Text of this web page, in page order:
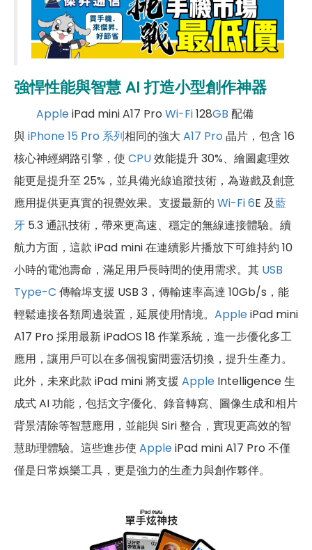
強悍性能與智慧 AI 打造小型創作神器
AppleiPad mini A17 Pro Wi-Fi128GB 配備
與iPhone 15 Pro 系列相同的強大 A17 Pro 晶片，包含 16
核心神經網路引擎，使 CPU效能提升 30%、繪圖處理效
能更是提升至 25%，並具備光線追蹤技術，為遊戲及創意
應用提供更真實的視覺效果。支援最新的 Wi-Fi 6E 及藍
牙 5.3 通訊技術，帶來更高速、穩定的無線連接體驗。續
航力方面，這款 iPad mini 在連續影片播放下可維持約 10
小時的電池壽命，滿足用戶長時間的使用需求。其 USB
Type-C 傳輸埠支援 USB 3，傳輸速率高達 10Gb/s，能
輕鬆連接各類周邊裝置，延展使用情境。 AppleiPad mini
A17 Pro 採用最新 iPadOS 18 作業系統，進一步優化多工
應用，讓用戶可以在多個視窗間靈活切換，提升生產力。
此外，未來此款 iPad mini 將支援 Apple Intelligence 生
成式 AI 功能，包括文字優化、錄音轉寫、圖像生成和相片
背景清除等智慧應用，並能與 Siri 整合，實現更高效的智
慧助理體驗。這些進步使 AppleiPad mini A17 Pro 不僅
僅是日常娛樂工具，更是強力的生產力與創作夥伴。